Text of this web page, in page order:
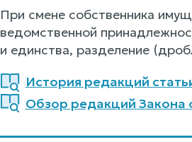
При смене собственника
ведомственной
и единства, разделение
История редакций
Обзор редакций Закона